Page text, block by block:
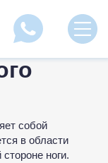
собой
в области
ноги.